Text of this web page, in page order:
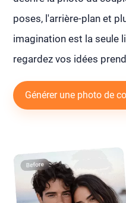
poses, l'arrière-plan et
imagination est la seule
regardez vos idées
Générer une photo de